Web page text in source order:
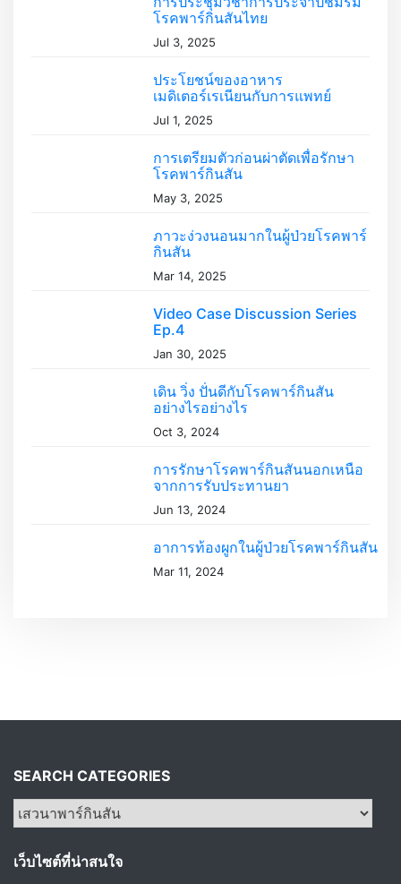
โรคพาร์กินสันไทย
Jul 3, 2025
ประโยชน์ของอาหาร
เมดิเตอร์เรเนียนกับการแพทย์
Jul 1, 2025
การเตรียมตัวก่อนผ่าตัดเพื่อรักษา
โรคพาร์กินสัน
May 3, 2025
ภาวะง่วงนอนมากในผู้ป่วยโรคพาร์
กินสัน
Mar 14, 2025
Video Case Discussion Series
Ep.4
Jan 30, 2025
เดิน วิ่ง ปั่นดีกับโรคพาร์กินสัน
อย่างไรอย่างไร
Oct 3, 2024
การรักษาโรคพาร์กินสันนอกเหนือ
จากการรับประทานยา
Jun 13, 2024
อาการท้องผูกในผู้ป่วยโรคพาร์กินสัน
Mar 11, 2024
SEARCH CATEGORIES
S
e
a
เว็บไซต์ที่น่าสนใจ